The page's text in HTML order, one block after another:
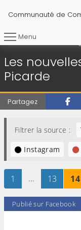
Communauté de
Menu
Vous êtes ici :
Les
Picarde
Partagez
Filtrer la source :
Instagram
Page
1 sur 16
… Page
13 sur 16
14
Publié sur Facebook